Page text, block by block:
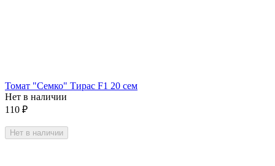
Томат "Семко" Тирас F1 20 сем
Нет в наличии
110 ₽
Нет в наличии